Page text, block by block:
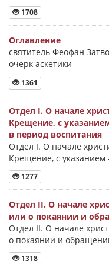
1708
Оглавление
святитель Феофан
очерк аскетики
1361
Отдел I. О начале
Крещение, с
в период воспитания
Отдел I. О начале
Крещение, с указанием
1277
Отдел II. О начале
или о покаянии и
Отдел II. О начале
о покаянии и
1318